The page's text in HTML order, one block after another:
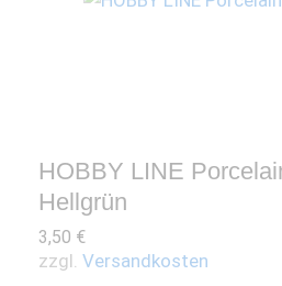
HOBBY LINE
Hellgrün
3,50 €
zzgl. Versandkosten